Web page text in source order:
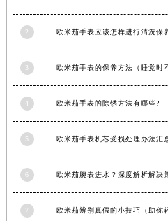
2 欧米茄手表应该怎样进行清洗保
欧米茄手表的保养方法（睡觉时
4 欧米茄手表的除锈方法有哪些?
5
6 欧米茄腕表进水？深度解析解决
7 欧米茄辨别真假的小技巧（助你